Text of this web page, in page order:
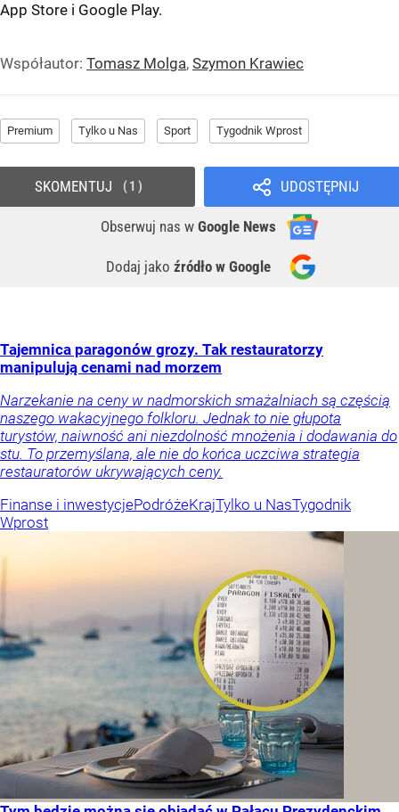
App Store i Google Play.
Współautor: Tomasz Molga, Szymon Krawiec
Premium Tylko u Nas Sport Tygodnik Wprost
UDOSTĘPNIJ
Obserwuj nas w Google News
Dodaj jako źródło w Google
SKOMENTUJ 1
Tajemnica paragonów grozy. Tak restauratorzy
manipulują cenami nad morzem
Narzekanie na ceny w nadmorskich smażalniach są częścią
naszego wakacyjnego folkloru. Jednak to nie głupota
turystów, naiwność ani niezdolność mnożenia i dodawania do
stu. To przemyślana, ale nie do końca uczciwa strategia
restauratorów ukrywających ceny.
Finanse i inwestycjePodróżeKrajTylko u NasTygodnik
Wprost